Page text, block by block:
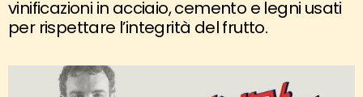
vinificazioni in acciaio, cemento e legni usati
per rispettare l’integrità del frutto.